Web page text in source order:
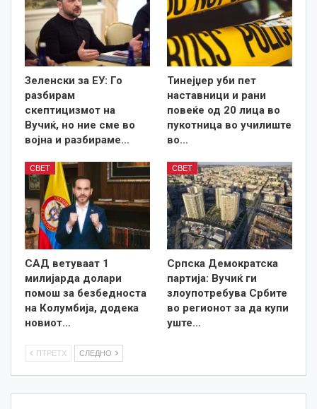
Зеленски за ЕУ: Го
разбирам
скептицизмот на
Вучиќ, но ние сме во
војна и разбираме…
Тинејџер уби пет
наставници и рани
повеќе од 20 лица во
пукотница во училиште
во…
СВЕТ
САД ветуваат 1
милијарда долари
помош за безбедноста
на Колумбија, додека
новиот…
СВЕТ
Српска Демократска
партија: Вучиќ ги
злоупотребува Србите
во регионот за да купи
уште…
ПТРЕТХ СЛЕДНО